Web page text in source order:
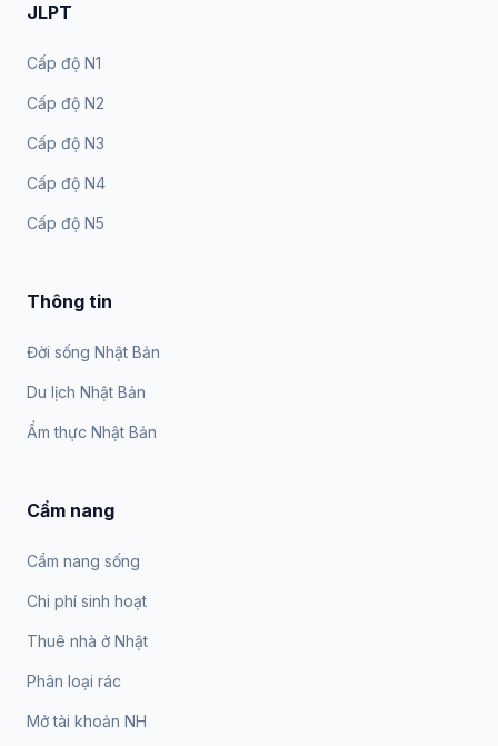
JLPT
Cấp độ N1
Cấp độ N2
Cấp độ N3
Cấp độ N4
Cấp độ N5
Thông tin
Đời sống Nhật Bản
Du lịch Nhật Bản
Ẩm thực Nhật Bản
Cẩm nang
Cẩm nang sống
Chi phí sinh hoạt
Thuê nhà ở Nhật
Phân loại rác
Mở tài khoản NH